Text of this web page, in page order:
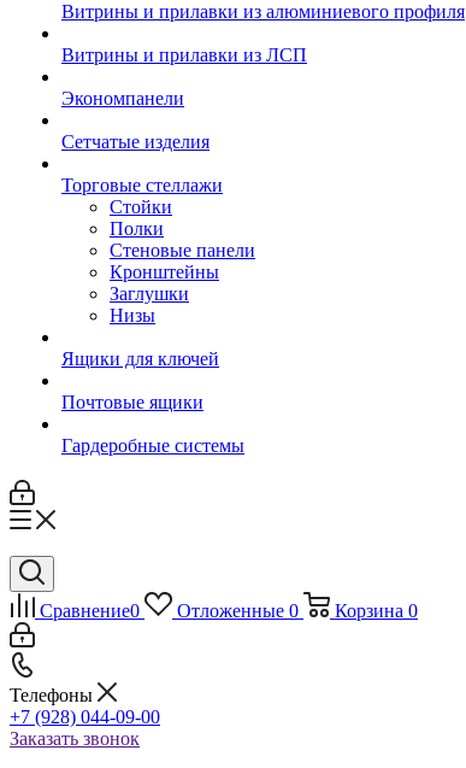
Витрины и прилавки из алюминиевого профиля
Витрины и прилавки из ЛСП
Экономпанели
Сетчатые изделия
Торговые стеллажи
Стойки
Полки
Стеновые панели
Кронштейны
Заглушки
Низы
Ящики для ключей
Почтовые ящики
Гардеробные системы
Сравнение0 Отложенные 0 Корзина 0
Телефоны
+7 (928) 044-09-00
Заказать звонок